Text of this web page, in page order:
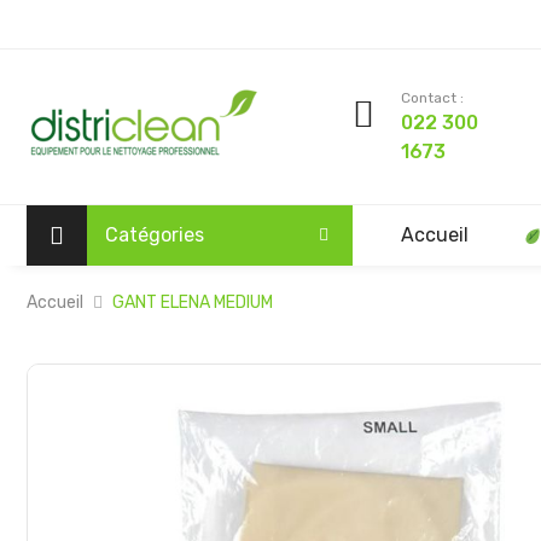
Contact :
022 300
1673
Catégories Accueil
Accueil GANT ELENA MEDIUM
Passer